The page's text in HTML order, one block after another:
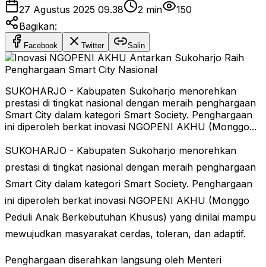
27 Agustus 2025 09.38
2 min
150
Bagikan:
Facebook Twitter Salin
SUKOHARJO - Kabupaten Sukoharjo menorehkan
prestasi di tingkat nasional dengan meraih penghargaan
Smart City dalam kategori Smart Society. Penghargaan
ini diperoleh berkat inovasi NGOPENI AKHU (Monggo...
SUKOHARJO - Kabupaten Sukoharjo menorehkan
prestasi di tingkat nasional dengan meraih penghargaan
Smart City dalam kategori Smart Society. Penghargaan
ini diperoleh berkat inovasi NGOPENI AKHU (Monggo
Peduli Anak Berkebutuhan Khusus) yang dinilai mampu
mewujudkan masyarakat cerdas, toleran, dan adaptif.
Penghargaan diserahkan langsung oleh Menteri